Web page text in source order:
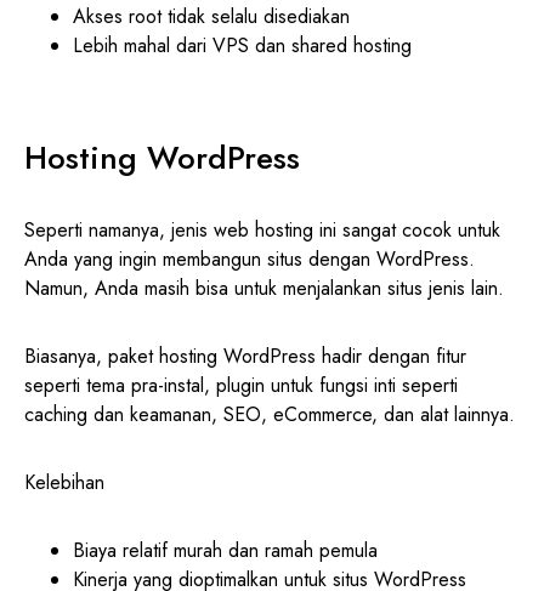
Akses root tidak selalu disediakan
Lebih mahal dari VPS dan shared hosting
Hosting WordPress
Seperti namanya, jenis web hosting ini sangat cocok untuk
Anda yang ingin membangun situs dengan WordPress.
Namun, Anda masih bisa untuk menjalankan situs jenis lain.
Biasanya, paket hosting WordPress hadir dengan fitur
seperti tema pra-instal, plugin untuk fungsi inti seperti
caching dan keamanan, SEO, eCommerce, dan alat lainnya.
Kelebihan
Biaya relatif murah dan ramah pemula
Kinerja yang dioptimalkan untuk situs WordPress